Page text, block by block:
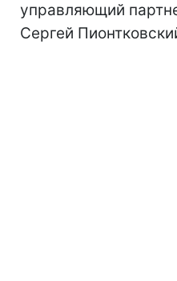
управляющий
Сергей